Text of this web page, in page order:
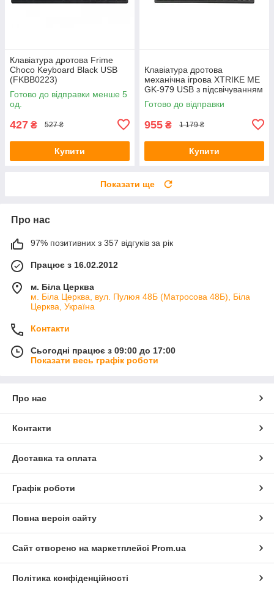
Клавіатура дротова Frime
Choco Keyboard Black USB
(FKBB0223)
Готово до відправки менше 5
од.
427 ₴ 527 ₴
Купити
Клавіатура дротова
механічна ігрова XTRIKE ME
GK-979 USB з підсвічуванням
TKL 5 colors Black
Готово до відправки
955 ₴ 1 179 ₴
Купити
Показати ще
Про нас
97% позитивних з 357 відгуків за рік
Працює з 16.02.2012
м. Біла Церква
м. Біла Церква, вул. Пулюя 48Б (Матросова 48Б), Біла
Церква, Україна
Контакти
Сьогодні працює з 09:00 до 17:00
Показати весь графік роботи
Про нас
Контакти
Доставка та оплата
Графік роботи
Повна версія сайту
Сайт створено на маркетплейсі Prom.ua
Політика конфіденційності